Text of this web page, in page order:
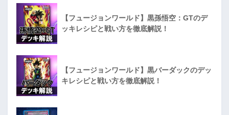
【フュージョンワールド】黒孫悟空：GTのデ
ッキレシピと戦い方を徹底解説！
【フュージョンワールド】黒バーダックのデッ
キレシピと戦い方を徹底解説！